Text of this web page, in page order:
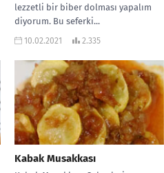
lezzetli bir biber dolması yapalım
diyorum. Bu seferki...
10.02.2021 2.335
Kabak Musakkası